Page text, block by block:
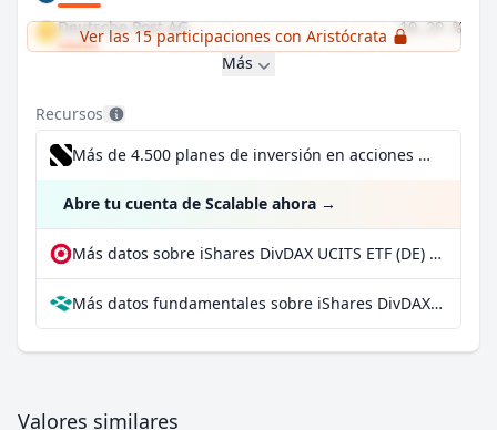
Deutsche Post AG 10,29 %
Ver las 15 participaciones con Aristócrata
Más
Recursos
Más de 4.500 planes de inversión en acciones desde 1 €
Abre tu cuenta de Scalable ahora →
Más datos sobre iShares DivDAX UCITS ETF (DE) en extraETF
Más datos fundamentales sobre iShares DivDAX UCITS ETF (DE) en Parqet
Valores similares